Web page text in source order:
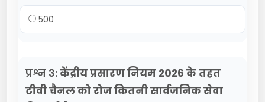
500
प्रश्न 3:केंद्रीय प्रसारण नियम 2026 के तहत
टीवी चैनल को रोज कितनी सार्वजनिक सेवा